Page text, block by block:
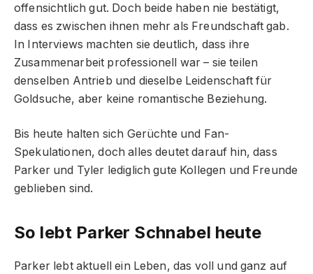
offensichtlich gut. Doch beide haben nie bestätigt,
dass es zwischen ihnen mehr als Freundschaft gab.
In Interviews machten sie deutlich, dass ihre
Zusammenarbeit professionell war – sie teilen
denselben Antrieb und dieselbe Leidenschaft für
Goldsuche, aber keine romantische Beziehung.
Bis heute halten sich Gerüchte und Fan-
Spekulationen, doch alles deutet darauf hin, dass
Parker und Tyler lediglich gute Kollegen und Freunde
geblieben sind.
So lebt Parker Schnabel heute
Parker lebt aktuell ein Leben, das voll und ganz auf